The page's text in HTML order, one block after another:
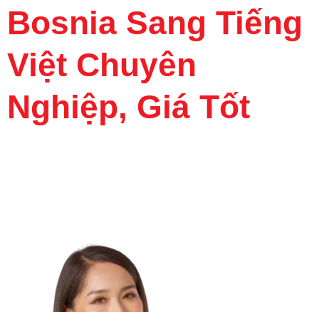
Bosnia Sang Tiếng
Việt Chuyên
Nghiệp, Giá Tốt